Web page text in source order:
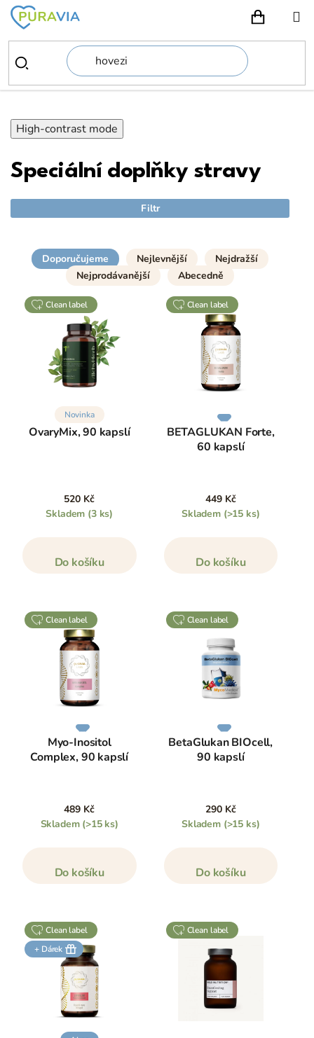
Přejít
obsah
High-contrast mode
Speciální doplňky stravy
Filtr
Doporučujeme Nejlevnější
Nejdražší
Nejprodávanější
Abecedně
clean label
Novinka
OvaryMix, 90 kapslí
520 Kč
Skladem (3 ks)
Do košíku
clean label
BETAGLUKAN Forte,
60 kapslí
449 Kč
Skladem (>15 ks)
Do košíku
clean label
Myo-Inositol
Complex, 90 kapslí
489 Kč
Skladem (>15 ks)
Do košíku
clean label
BetaGlukan BIOcell,
90 kapslí
290 Kč
Skladem (>15 ks)
Do košíku
clean label
+ Dárek
clean label